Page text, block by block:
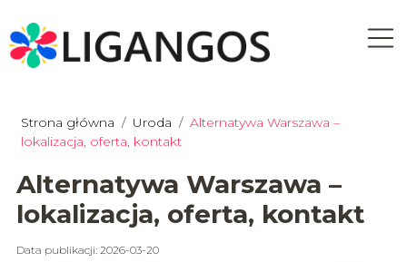
Strona główna / Uroda / Alternatywa Warszawa –
lokalizacja, oferta, kontakt
Alternatywa Warszawa –
lokalizacja, oferta, kontakt
Data publikacji: 2026-03-20